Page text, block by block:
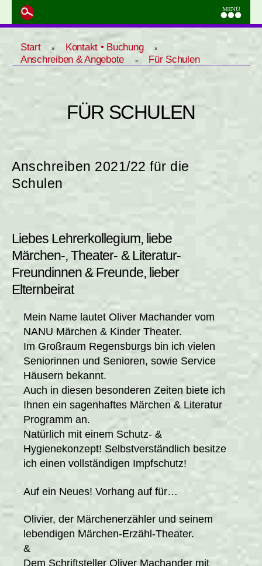
Start » Kontakt • Buchung »
Anschreiben & Angebote » Für Schulen
FÜR SCHULEN
Anschreiben 2021/22 für die
Schulen
Liebes Lehrerkollegium, liebe
Märchen-, Theater- & Literatur-
Freundinnen & Freunde, lieber
Elternbeirat
Mein Name lautet Oliver Machander vom
NANU Märchen & Kinder Theater.
Im Großraum Regensburgs bin ich vielen
Seniorinnen und Senioren, sowie Service
Häusern bekannt.
Auch in diesen besonderen Zeiten biete ich
Ihnen ein sagenhaftes Märchen & Literatur
Programm an.
Natürlich mit einem Schutz- &
Hygienekonzept! Selbstverständlich besitze
ich einen vollständigen Impfschutz!
Auf ein Neues! Vorhang auf für…
Olivier, der Märchenerzähler und seinem
lebendigen Märchen-Erzähl-Theater.
&
Dem Schriftsteller Oliver Machander mit